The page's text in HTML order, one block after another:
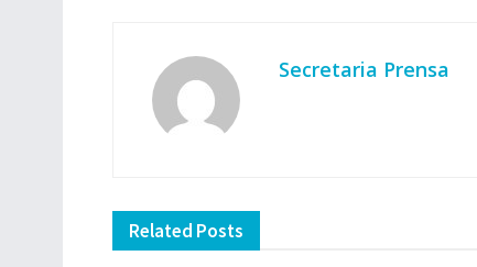
Secretaria Prensa
Related Posts